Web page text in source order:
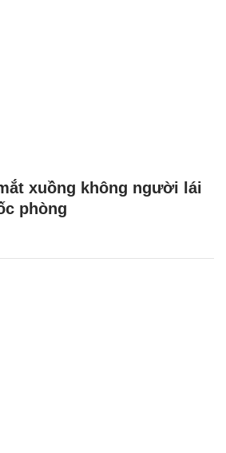
xuồng không người lái
phòng